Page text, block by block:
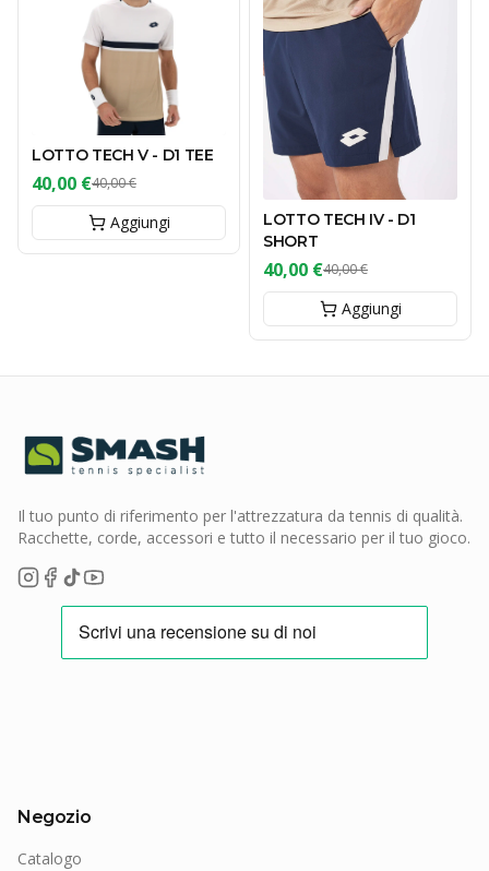
LOTTO TECH V - D1 TEE
40,00 €40,00 €
Aggiungi
LOTTO TECH IV - D1
SHORT
40,00 €40,00 €
Aggiungi
Il tuo punto di riferimento per l'attrezzatura da tennis di qualità.
Racchette, corde, accessori e tutto il necessario per il tuo gioco.
Negozio
Catalogo